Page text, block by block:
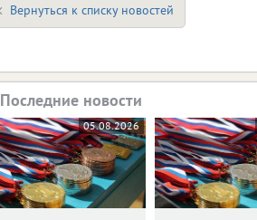
Вернуться к списку новостей
Последние новости
05.08.2026